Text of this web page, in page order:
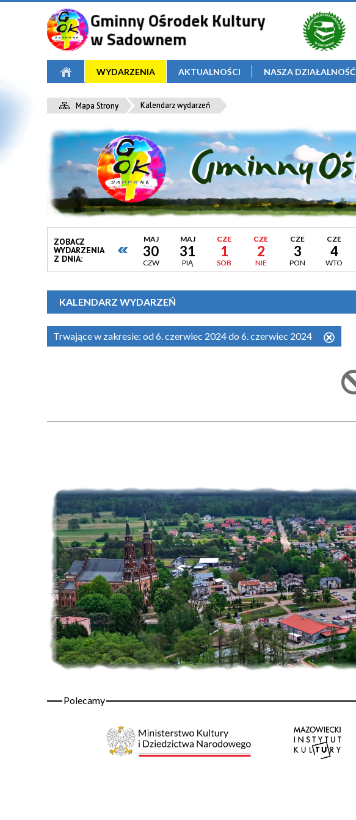
WYDARZENIA AKTUALNOŚCI NASZA DZIAŁALNOŚĆ
Mapa Strony Kalendarz wydarzeń
ZOBACZ
WYDARZENIA
Z DNIA:
MAJ
30
CZW
MAJ
31
PIĄ
CZE
1
SOB
CZE
2
NIE
CZE
3
PON
CZE
4
WTO
KALENDARZ WYDARZEŃ
Trwające w zakresie: od 6. czerwiec 2024 do 6. czerwiec 2024